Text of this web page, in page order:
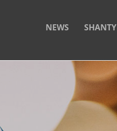
NEWS SHANTY